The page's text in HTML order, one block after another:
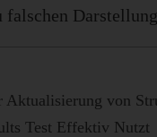
falschen
von
Test Effektiv Nutzt